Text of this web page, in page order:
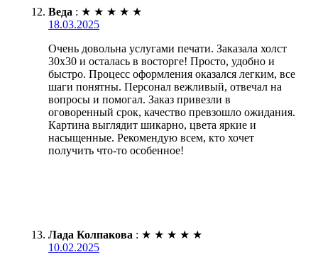
Веда : ★ ★ ★ ★ ★
18.03.2025
Очень довольна услугами печати. Заказала холст
30х30 и осталась в восторге! Просто, удобно и
быстро. Процесс оформления оказался легким, все
шаги понятны. Персонал вежливый, отвечал на
вопросы и помогал. Заказ привезли в
оговоренный срок, качество превзошло ожидания.
Картина выглядит шикарно, цвета яркие и
насыщенные. Рекомендую всем, кто хочет
получить что-то особенное!
Лада Колпакова : ★ ★ ★ ★ ★
10.02.2025